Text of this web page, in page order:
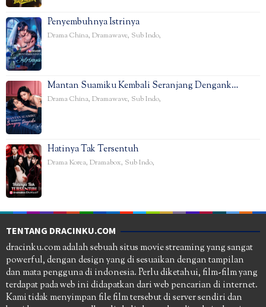
Penyembuhnya Istrinya
Drama China, Dramawave, Sub Indo,
Mantan Suamiku Kembali Seranjang Dengank…
Drama China, Dramawave, Sub Indo,
Hatinya Tak Tersentuh
Drama Korea, Dramabox, Sub Indo,
TENTANG DRACINKU.COM
dracinku.com adalah sebuah situs movie streaming yang sangat
powerful, dengan design yang di sesuaikan dengan tampilan
dan mata pengguna di indonesia. Perlu diketahui, film-film yang
terdapat pada web ini didapatkan dari web pencarian di internet.
Kami tidak menyimpan file film tersebut di server sendiri dan